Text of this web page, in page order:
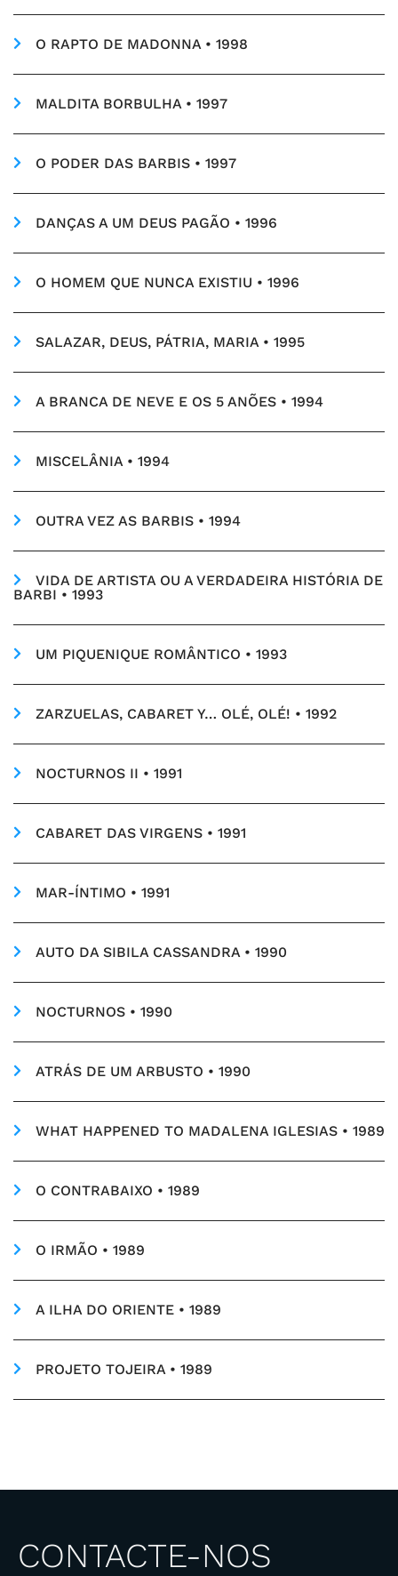
O RAPTO DE MADONNA • 1998
MALDITA BORBULHA • 1997
O PODER DAS BARBIS • 1997
DANÇAS A UM DEUS PAGÃO • 1996
O HOMEM QUE NUNCA EXISTIU • 1996
SALAZAR, DEUS, PÁTRIA, MARIA • 1995
A BRANCA DE NEVE E OS 5 ANÕES • 1994
MISCELÂNIA • 1994
OUTRA VEZ AS BARBIS • 1994
VIDA DE ARTISTA OU A VERDADEIRA HISTÓRIA DE
BARBI • 1993
UM PIQUENIQUE ROMÂNTICO • 1993
ZARZUELAS, CABARET Y… OLÉ, OLÉ! • 1992
NOCTURNOS II • 1991
CABARET DAS VIRGENS • 1991
MAR-ÍNTIMO • 1991
AUTO DA SIBILA CASSANDRA • 1990
NOCTURNOS • 1990
ATRÁS DE UM ARBUSTO • 1990
WHAT HAPPENED TO MADALENA IGLESIAS • 1989
O CONTRABAIXO • 1989
O IRMÃO • 1989
A ILHA DO ORIENTE • 1989
PROJETO TOJEIRA • 1989
CONTACTE-NOS